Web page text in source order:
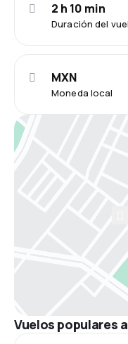
Duración del
2 h 10 min
Moneda local
MXN
Vuelos populares